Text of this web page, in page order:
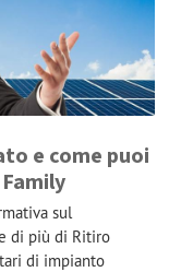
e come puoi
sul
di più di Ritiro
di impianto